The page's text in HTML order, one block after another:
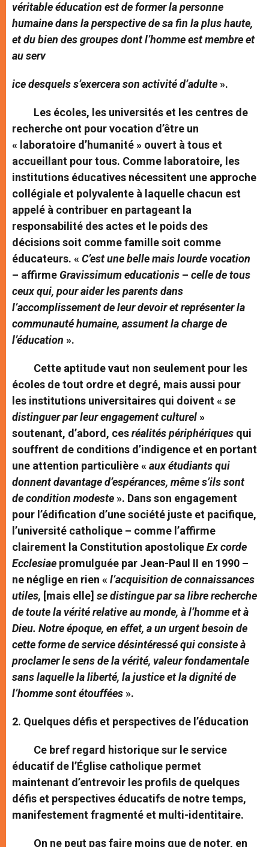
véritable éducation est de former la personne
humaine dans la perspective de sa fin la plus haute,
et du bien des groupes dont l’homme est membre et
au serv
ice desquels s’exercera son activité d’adulte ».
Les écoles, les universités et les centres de
recherche ont pour vocation d’être un
« laboratoire d’humanité » ouvert à tous et
accueillant pour tous. Comme laboratoire, les
institutions éducatives nécessitent une approche
collégiale et polyvalente à laquelle chacun est
appelé à contribuer en partageant la
responsabilité des actes et le poids des
décisions soit comme famille soit comme
éducateurs. « C’est une belle mais lourde vocation
– affirme Gravissimum educationis – celle de tous
ceux qui, pour aider les parents dans
l’accomplissement de leur devoir et représenter la
communauté humaine, assument la charge de
l’éducation ».
Cette aptitude vaut non seulement pour les
écoles de tout ordre et degré, mais aussi pour
les institutions universitaires qui doivent « se
distinguer par leur engagement culturel »
soutenant, d’abord, cesréalités périphériques qui
souffrent de conditions d’indigence et en portant
une attention particulière « aux étudiants qui
donnent davantage d’espérances, même s’ils sont
de condition modeste ». Dans son engagement
pour l’édification d’une société juste et pacifique,
l’université catholique – comme l’affirme
clairement la Constitution apostoliqueEx corde
Ecclesiae promulguée par Jean-Paul II en 1990 –
ne néglige en rien « l’acquisition de connaissances
utiles, [mais elle] se distingue par sa libre recherche
de toute la vérité relative au monde, à l’homme et à
Dieu. Notre époque, en effet, a un urgent besoin de
cette forme de service désintéressé qui consiste à
proclamer le sens de la vérité, valeur fondamentale
sans laquelle la liberté, la justice et la dignité de
l’homme sont étouffées ».
2. Quelques défis et perspectives de l’éducation
Ce bref regard historique sur le service
éducatif de l’Église catholique permet
maintenant d’entrevoir les profils de quelques
défis et perspectives éducatifs de notre temps,
manifestement fragmenté et multi-identitaire.
On ne peut pas faire moins que de noter, en